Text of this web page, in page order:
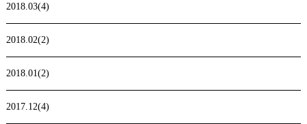
2018.03(4)
2018.02(2)
2018.01(2)
2017.12(4)